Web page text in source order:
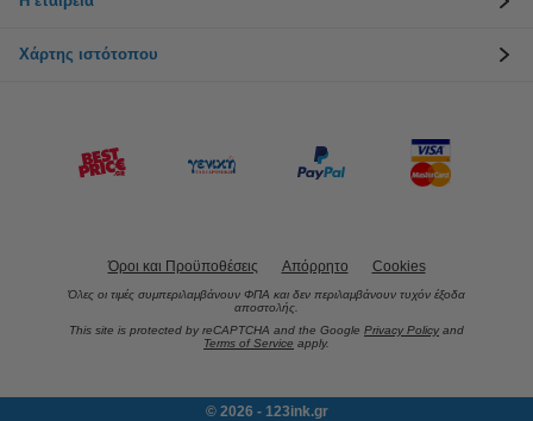
Χάρτης ιστότοπου
Όροι και Προϋποθέσεις Απόρρητο Cookies
Όλες οι τιμές συμπεριλαμβάνουν ΦΠΑ και δεν περιλαμβάνουν τυχόν έξοδα
αποστολής.
This site is protected by reCAPTCHA and the Google Privacy Policy and
Terms of Service apply.
© 2026 - 123ink.gr